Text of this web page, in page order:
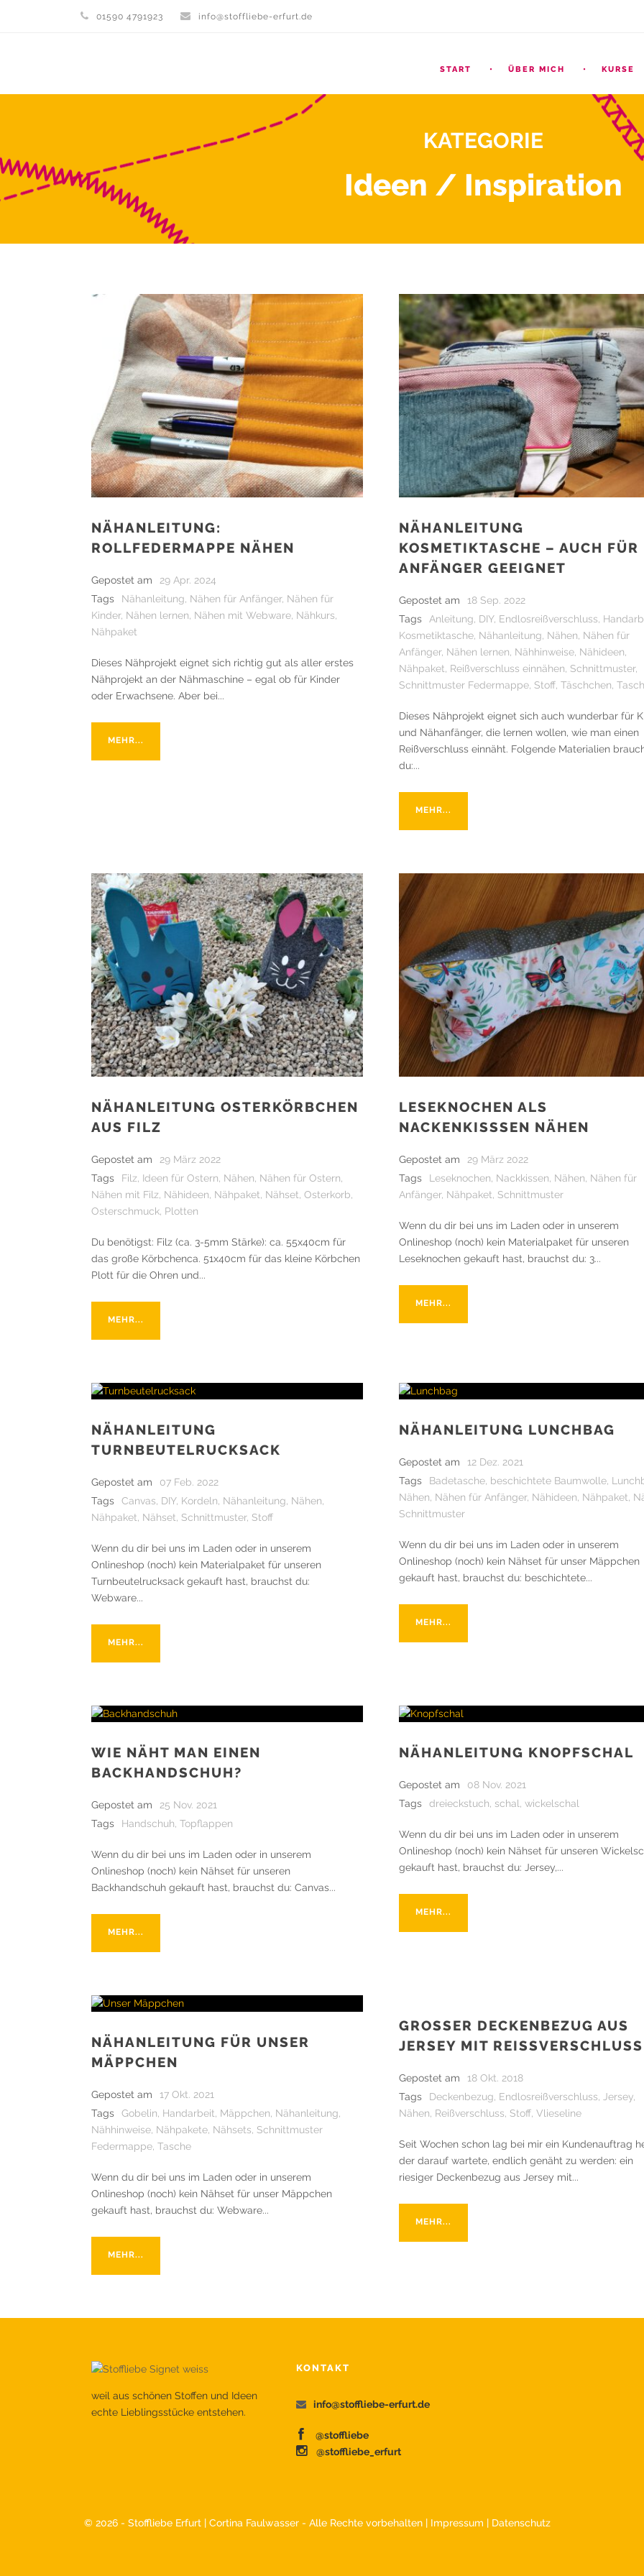
01590 4791923 info@stoffliebe-erfurt.de
START ÜBER MICH KURSE
KATEGORIE
Ideen / Inspiration
NÄHANLEITUNG:
ROLLFEDERMAPPE NÄHEN
Gepostet am
29 Apr. 2024
Tags
Nähanleitung, Nähen für Anfänger, Nähen für
Kinder, Nähen lernen, Nähen mit Webware, Nähkurs,
Nähpaket
Dieses Nähprojekt eignet sich richtig gut als aller erstes
Nähprojekt an der Nähmaschine – egal ob für Kinder
oder Erwachsene. Aber bei...
MEHR...
NÄHANLEITUNG
KOSMETIKTASCHE – AUCH FÜR
ANFÄNGER GEEIGNET
Gepostet am
18 Sep. 2022
Tags
Anleitung, DIY, Endlosreißverschluss,
Kosmetiktasche, Nähanleitung, Nähen, Nähen für
Anfänger, Nähen lernen, Nähhinweise, Nähideen,
Nähpaket, Reißverschluss einnähen, Schnittmuster,
Schnittmuster Federmappe, Stoff, Täschchen,
Dieses Nähprojekt eignet sich auch wunderbar für
und Nähanfänger, die lernen wollen, wie man einen
Reißverschluss einnäht. Folgende Materialien
du:...
MEHR...
NÄHANLEITUNG OSTERKÖRBCHEN
AUS FILZ
Gepostet am
29 März 2022
Tags
Filz, Ideen für Ostern, Nähen, Nähen für Ostern,
Nähen mit Filz, Nähideen, Nähpaket, Nähset, Osterkorb,
Osterschmuck, Plotten
Du benötigst: Filz (ca. 3-5mm Stärke): ca. 55x40cm für
das große Körbchenca. 51x40cm für das kleine Körbchen
Plott für die Ohren und...
MEHR...
LESEKNOCHEN ALS
NACKENKISSSEN NÄHEN
Gepostet am
29 März 2022
Tags
Leseknochen, Nackkissen, Nähen, Nähen für
Anfänger, Nähpaket, Schnittmuster
Wenn du dir bei uns im Laden oder in unserem
Onlineshop (noch) kein Materialpaket für unseren
Leseknochen gekauft hast, brauchst du: 3...
MEHR...
NÄHANLEITUNG
TURNBEUTELRUCKSACK
Gepostet am
07 Feb. 2022
Tags
Canvas, DIY, Kordeln, Nähanleitung, Nähen,
Nähpaket, Nähset, Schnittmuster, Stoff
Wenn du dir bei uns im Laden oder in unserem
Onlineshop (noch) kein Materialpaket für unseren
Turnbeutelrucksack gekauft hast, brauchst du:
Webware...
MEHR...
NÄHANLEITUNG LUNCHBAG
Gepostet am
12 Dez. 2021
Tags
Badetasche, beschichtete Baumwolle,
Nähen, Nähen für Anfänger, Nähideen, Nähpaket,
Schnittmuster
Wenn du dir bei uns im Laden oder in unserem
Onlineshop (noch) kein Nähset für unser Mäppchen
gekauft hast, brauchst du: beschichtete...
MEHR...
WIE NÄHT MAN EINEN
BACKHANDSCHUH?
Gepostet am
25 Nov. 2021
Tags
Handschuh, Topflappen
Wenn du dir bei uns im Laden oder in unserem
Onlineshop (noch) kein Nähset für unseren
Backhandschuh gekauft hast, brauchst du: Canvas...
MEHR...
NÄHANLEITUNG KNOPFSCHAL
Gepostet am
08 Nov. 2021
Tags
dreieckstuch, schal, wickelschal
Wenn du dir bei uns im Laden oder in unserem
Onlineshop (noch) kein Nähset für unseren
gekauft hast, brauchst du: Jersey,...
MEHR...
NÄHANLEITUNG FÜR UNSER
MÄPPCHEN
Gepostet am
17 Okt. 2021
Tags
Gobelin, Handarbeit, Mäppchen, Nähanleitung,
Nähhinweise, Nähpakete, Nähsets, Schnittmuster
Federmappe, Tasche
Wenn du dir bei uns im Laden oder in unserem
Onlineshop (noch) kein Nähset für unser Mäppchen
gekauft hast, brauchst du: Webware...
MEHR...
GROSSER DECKENBEZUG AUS J
ERSEY MIT REISSVERSCHLUSS
Gepostet am
18 Okt. 2018
Tags
Deckenbezug, Endlosreißverschluss, Jersey,
Nähen, Reißverschluss, Stoff, Vlieseline
Seit Wochen schon lag bei mir ein Kundenauftrag
der darauf wartete, endlich genäht zu werden: ein
riesiger Deckenbezug aus Jersey mit...
MEHR...
weil aus schönen Stoffen und Ideen
echte Lieblingsstücke entstehen.
KONTAKT
info@stoffliebe-erfurt.de
@stoffliebe
@stoffliebe_erfurt
© 2026 - Stoffliebe Erfurt | Cortina Faulwasser - Alle Rechte vorbehalten | Impressum | Datenschutz